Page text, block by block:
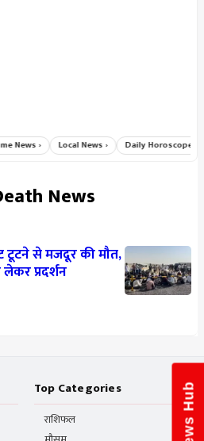
News › Local News › Daily Horoscope
News
टूटने से मजदूर की मौत,
प्रदर्शन
Top Categories
राशिफल
News Hub